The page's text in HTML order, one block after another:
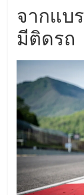
ไว,
ที่
ปรึกษ
การ
ลงทุน
และ
จากแบ
มีติดรถ